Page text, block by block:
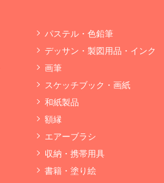
パステル・色鉛筆
デッサン・製図用品・インク
画筆
スケッチブック・画紙
和紙製品
額縁
エアーブラシ
収納・携帯用具
書籍・塗り絵